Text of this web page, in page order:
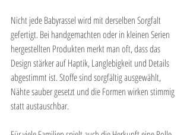
Nicht jede Babyrassel wird mit derselben Sorgfalt
gefertigt. Bei handgemachten oder in kleinen Serien
hergestellten Produkten merkt man oft, dass das
Design stärker auf Haptik, Langlebigkeit und Details
abgestimmt ist. Stoffe sind sorgfältig ausgewählt,
Nähte sauber gesetzt und die Formen wirken stimmig
statt austauschbar.